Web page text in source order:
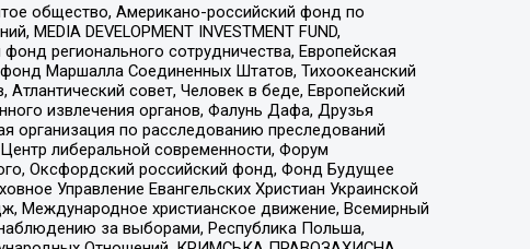
общество, Американо-российский фонд по
DEVELOPMENT INVESTMENT FUND,
регионального сотрудничества, Европейская
Маршалла Соединенных Штатов, Тихоокеанский
совет, Человек в беде, Европейский
извлечения органов, Фалунь Дафа, Друзья
организация по расследованию преследований
либеральной современности, Форум
Оксфордский российский фонд, Фонд Будущее
Управление Евангельских Христиан Украинской
Международное христианское движение, Всемирный
наблюдению за выборами, Республика Польша,